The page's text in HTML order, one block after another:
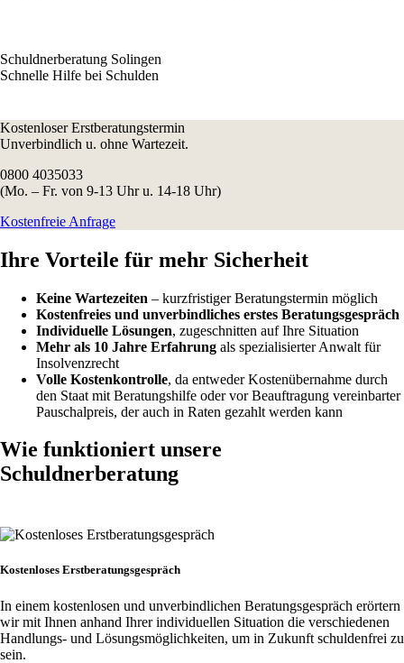
Schuldnerberatung Solingen
Schnelle Hilfe bei Schulden
Kostenloser Erstberatungstermin
Unverbindlich u. ohne Wartezeit.
0800 4035033
(Mo. – Fr. von 9-13 Uhr u. 14-18 Uhr)
Kostenfreie Anfrage
Ihre Vorteile für mehr Sicherheit
Keine Wartezeiten – kurzfristiger Beratungstermin möglich
Kostenfreies und unverbindliches erstes Beratungsgespräch
Individuelle Lösungen, zugeschnitten auf Ihre Situation
Mehr als 10 Jahre Erfahrung als spezialisierter Anwalt für
Insolvenzrecht
Volle Kostenkontrolle, da entweder Kostenübernahme durch
den Staat mit Beratungshilfe oder vor Beauftragung vereinbarter
Pauschalpreis, der auch in Raten gezahlt werden kann
Wie funktioniert unsere
Schuldnerberatung
Kostenloses Erstberatungsgespräch
In einem kostenlosen und unverbindlichen Beratungsgespräch erörtern
wir mit Ihnen anhand Ihrer individuellen Situation die verschiedenen
Handlungs- und Lösungsmöglichkeiten, um in Zukunft schuldenfrei zu
sein.